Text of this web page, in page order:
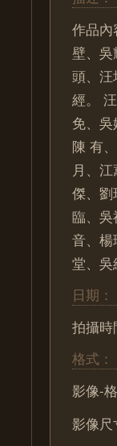
作品
壁、
頭、
經。
免、
陳 有
月、
傑、
臨、
音、
堂、吳
日期：
拍攝
格式：
影像-
影像